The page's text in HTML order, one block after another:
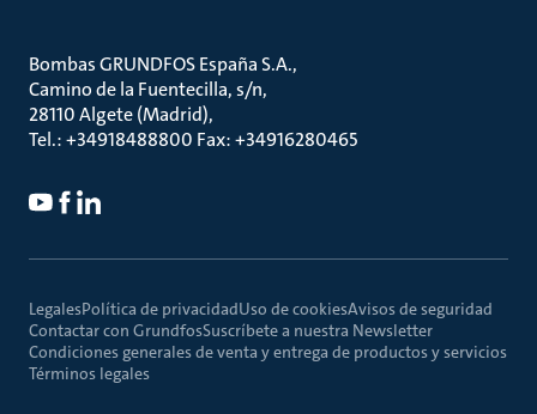
Bombas GRUNDFOS España S.A.
Camino de la Fuentecilla, s/n
28110 Algete (Madrid)
Tel.: +34918488800 Fax: +34916280465
LegalesPolítica de privacidadUso de cookiesAvisos de seguridad
Contactar con GrundfosSuscríbete a nuestra Newsletter
Condiciones generales de venta y entrega de productos y servicios
Términos legales